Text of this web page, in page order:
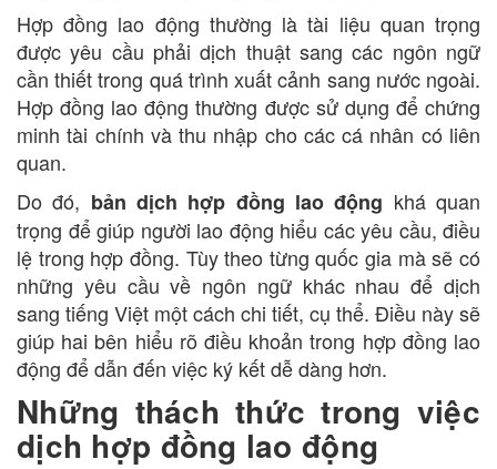
Hợp đồng lao động thường là tài liệu quan trọng
được yêu cầu phải dịch thuật sang các ngôn ngữ
cần thiết trong quá trình xuất cảnh sang nước ngoài.
Hợp đồng lao động thường được sử dụng để chứng
minh tài chính và thu nhập cho các cá nhân có liên
quan.
Do đó, bản dịch hợp đồng lao động khá quan
trọng để giúp người lao động hiểu các yêu cầu, điều
lệ trong hợp đồng. Tùy theo từng quốc gia mà sẽ có
những yêu cầu về ngôn ngữ khác nhau để dịch
sang tiếng Việt một cách chi tiết, cụ thể. Điều này sẽ
giúp hai bên hiểu rõ điều khoản trong hợp đồng lao
động để dẫn đến việc ký kết dễ dàng hơn.
Những thách thức trong việc
dịch hợp đồng lao động